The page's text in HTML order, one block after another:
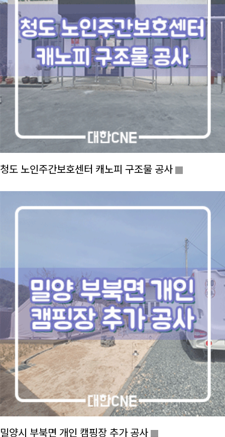
청도 노인주간보호센터 캐노피 구조물 공사
밀양시 부북면 개인 캠핑장 추가 공사